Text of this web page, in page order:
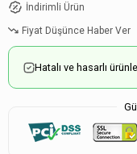
İndirimli Ürün
Fiyat Düşünce Haber Ver
Hatalı ve hasarlı